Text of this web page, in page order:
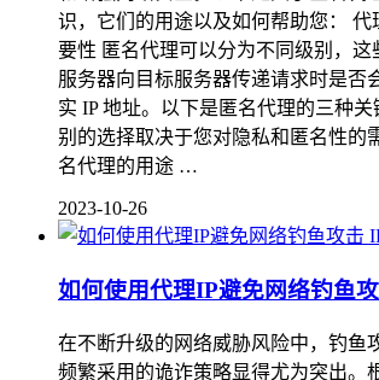
识，它们的用途以及如何帮助您： 代
要性 匿名代理可以分为不同级别，这
服务器向目标服务器传递请求时是否
实 IP 地址。以下是匿名代理的三种
别的选择取决于您对隐私和匿名性的
名代理的用途 …
2023-10-26
如何使用代理IP避免网络钓鱼
在不断升级的网络威胁风险中，钓鱼
频繁采用的诡诈策略显得尤为突出。